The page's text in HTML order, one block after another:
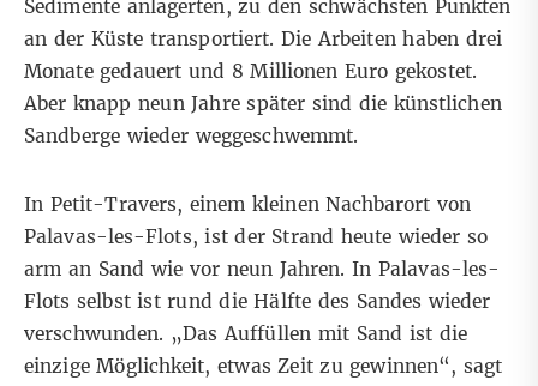
Sedimente anlagerten, zu den schwächsten Punkten
an der Küste transportiert. Die Arbeiten haben drei
Monate gedauert und 8 Millionen Euro gekostet.
Aber knapp neun Jahre später sind die künstlichen
Sandberge wieder weggeschwemmt.
In Petit-Travers, einem kleinen Nachbarort von
Palavas-les-Flots, ist der Strand heute wieder so
arm an Sand wie vor neun Jahren. In Palavas-les-
Flots selbst ist rund die Hälfte des Sandes wieder
verschwunden. „Das Auffüllen mit Sand ist die
einzige Möglichkeit, etwas Zeit zu gewinnen“, sagt